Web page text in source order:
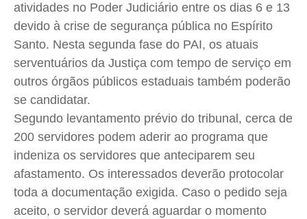
Caetano Roque
Gustavo Bastos
Jr Mignone (in memorian)
Wanda Sily
Publicidade Legal
Quem Somos
Expediente
Caetano Roque
Gustavo Bastos
Jr Mignone (in memorian)
Wanda Sily
Publicidade Legal
Quem Somos
Expediente
Caetano Roque
Gustavo Bastos
Jr Mignone (in memorian)
Wanda Sily
Publicidade Legal
Quem Somos
Expediente
Caetano Roque
Gustavo Bastos
Jr Mignone (in memorian)
Wanda Sily
Publicidade Legal
Quem Somos
Expediente
atividades no Poder Judiciário entre os dias 6 e 13
devido à crise de segurança pública no Espírito
Santo. Nesta segunda fase do PAI, os atuais
serventuários da Justiça com tempo de serviço em
outros órgãos públicos estaduais também poderão
se candidatar.
Segundo levantamento prévio do tribunal, cerca de
200 servidores podem aderir ao programa que
indeniza os servidores que anteciparem seu
afastamento. Os interessados deverão protocolar
toda a documentação exigida. Caso o pedido seja
aceito, o servidor deverá aguardar o momento